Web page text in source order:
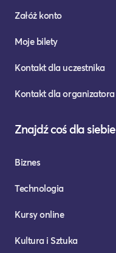
Załóż konto
Moje bilety
Kontakt dla uczestnika
Kontakt dla organizatora
Znajdź coś dla siebie
Biznes
Technologia
Kursy online
Kultura i Sztuka